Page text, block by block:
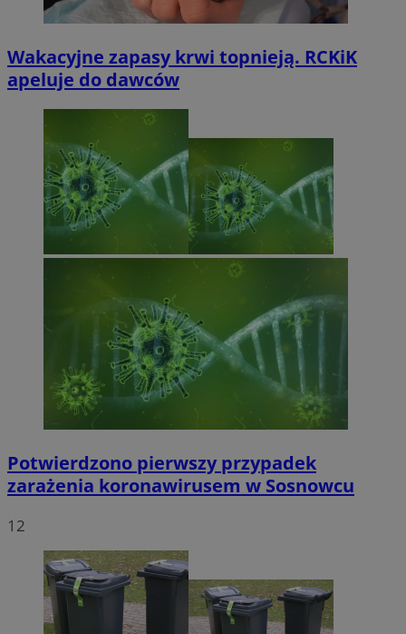
Wakacyjne zapasy krwi topnieją. RCKiK
apeluje do dawców
Potwierdzono pierwszy przypadek
zarażenia koronawirusem w Sosnowcu
12